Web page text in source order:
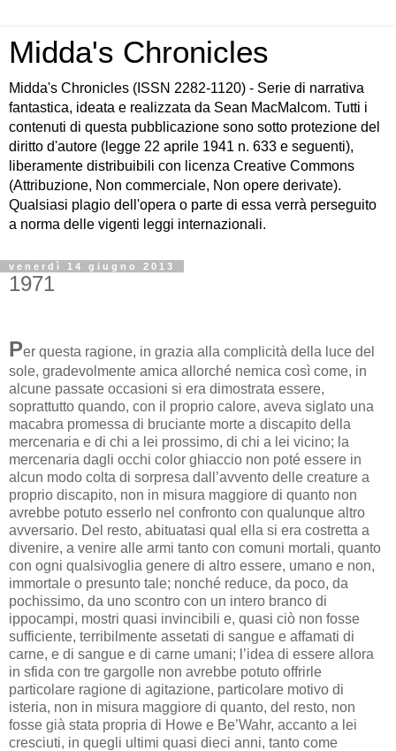
Midda's Chronicles
Midda's Chronicles (ISSN 2282-1120) - Serie di narrativa
fantastica, ideata e realizzata da Sean MacMalcom. Tutti i
contenuti di questa pubblicazione sono sotto protezione del
diritto d'autore (legge 22 aprile 1941 n. 633 e seguenti),
liberamente distribuibili con licenza Creative Commons
(Attribuzione, Non commerciale, Non opere derivate).
Qualsiasi plagio dell'opera o parte di essa verrà perseguito
a norma delle vigenti leggi internazionali.
venerdì 14 giugno 2013
1971
Per questa ragione, in grazia alla complicità della luce del
sole, gradevolmente amica allorché nemica così come, in
alcune passate occasioni si era dimostrata essere,
soprattutto quando, con il proprio calore, aveva siglato una
macabra promessa di bruciante morte a discapito della
mercenaria e di chi a lei prossimo, di chi a lei vicino; la
mercenaria dagli occhi color ghiaccio non poté essere in
alcun modo colta di sorpresa dall’avvento delle creature a
proprio discapito, non in misura maggiore di quanto non
avrebbe potuto esserlo nel confronto con qualunque altro
avversario. Del resto, abituatasi qual ella si era costretta a
divenire, a venire alle armi tanto con comuni mortali, quanto
con ogni qualsivoglia genere di altro essere, umano e non,
immortale o presunto tale; nonché reduce, da poco, da
pochissimo, da uno scontro con un intero branco di
ippocampi, mostri quasi invincibili e, quasi ciò non fosse
sufficiente, terribilmente assetati di sangue e affamati di
carne, e di sangue e di carne umani; l’idea di essere allora
in sfida con tre gargolle non avrebbe potuto offrirle
particolare ragione di agitazione, particolare motivo di
isteria, non in misura maggiore di quanto, del resto, non
fosse già stata propria di Howe e Be’Wahr, accanto a lei
cresciuti, in quegli ultimi quasi dieci anni, tanto come